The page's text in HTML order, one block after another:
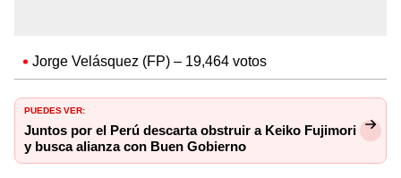
Jorge Velásquez (FP) – 19,464 votos
PUEDES VER:
Juntos por el Perú descarta obstruir a Keiko Fujimori
y busca alianza con Buen Gobierno